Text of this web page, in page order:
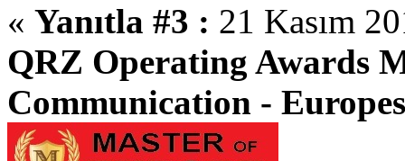
« Yanıtla #3 : 21 Kasım
QRZ Operating Awards
Communication -